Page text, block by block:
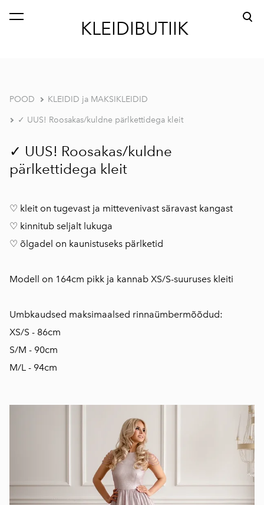
KLEIDIBUTIIK
lisati ostukorvi. Vaata ostukorvi
POOD KLEIDID ja MAKSIKLEIDID
✓ UUS! Roosakas/kuldne pärlkettidega kleit
✓ UUS! Roosakas/kuldne
pärlkettidega kleit
♡ kleit on tugevast ja mittevenivast säravast kangast
♡ kinnitub seljalt lukuga
♡ õlgadel on kaunistuseks pärlketid
Modell on 164cm pikk ja kannab XS/S-suuruses kleiti
Umbkaudsed maksimaalsed rinnaümbermõõdud:
XS/S - 86cm
S/M - 90cm
M/L - 94cm